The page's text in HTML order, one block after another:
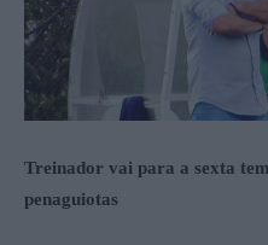
Treinador vai para a sexta
penaguiotas